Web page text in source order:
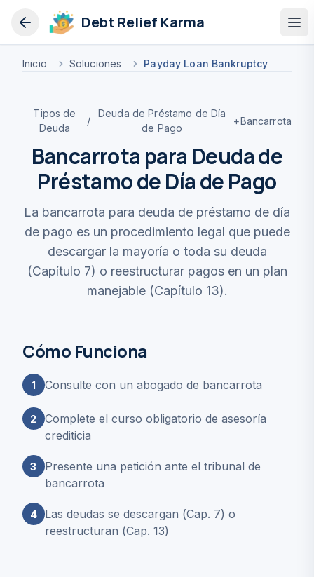
Debt Relief Karma
Inicio Soluciones Payday Loan Bankruptcy
Tipos de
Deuda
/
Deuda de Préstamo de Día
de Pago
+Bancarrota
Bancarrota para Deuda de
Préstamo de Día de Pago
La bancarrota para deuda de préstamo de día
de pago es un procedimiento legal que puede
descargar la mayoría o toda su deuda
(Capítulo 7) o reestructurar pagos en un plan
manejable (Capítulo 13).
Cómo Funciona
1 Consulte con un abogado de bancarrota
2
Complete el curso obligatorio de asesoría
crediticia
3
Presente una petición ante el tribunal de
bancarrota
4
Las deudas se descargan (Cap. 7) o
reestructuran (Cap. 13)